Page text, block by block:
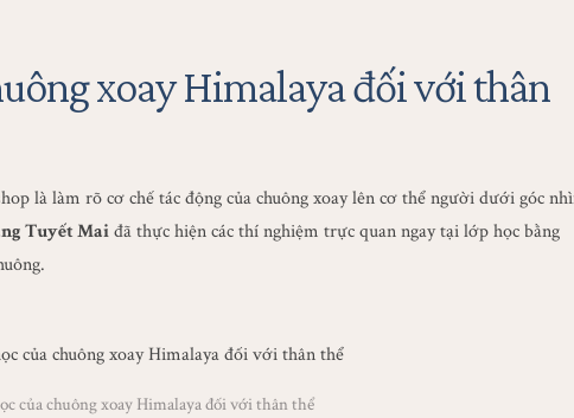
xoay Himalaya đối với thân
là làm rõ cơ chế tác động của chuông xoay lên cơ thể người dưới góc
Tuyết Maiđã thực hiện các thí nghiệm trực quan ngay tại lớp học bằng
của chuông xoay Himalaya đối với thân thể